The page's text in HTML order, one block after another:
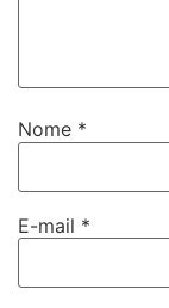
Nome *
E-mail *